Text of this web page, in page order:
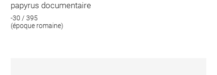
papyrus documentaire
-30 / 395
(époque romaine)